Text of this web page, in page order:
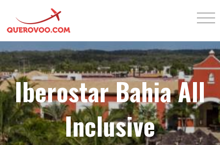
Iberostar Bahia All
Inclusive